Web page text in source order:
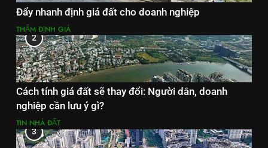
Đẩy nhanh định giá đất cho doanh nghiệp
THẨM ĐỊNH GIÁ
2
Cách tính giá đất sẽ thay đổi: Người dân, doanh
nghiệp cần lưu ý gì?
TIN NHÀ ĐẤT
3